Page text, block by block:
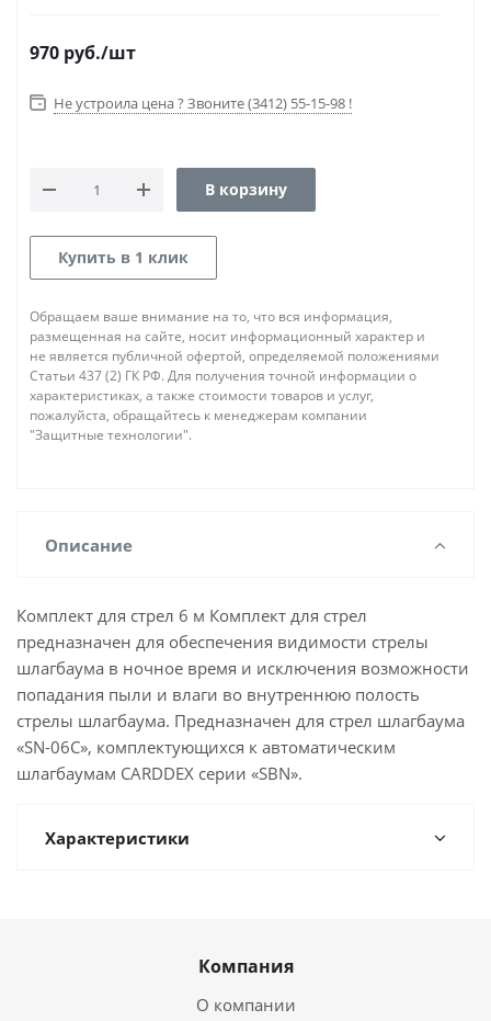
970 руб./шт
Не устроила цена ? Звоните (3412) 55-15-98 !
В корзину
Купить в 1 клик
Обращаем ваше внимание на то, что вся информация,
размещенная на сайте, носит информационный характер и
не является публичной офертой, определяемой положениями
Статьи 437 (2) ГК РФ. Для получения точной информации о
характеристиках, а также стоимости товаров и услуг,
пожалуйста, обращайтесь к менеджерам компании
"Защитные технологии".
Описание
Комплект для стрел 6 м Комплект для стрел
предназначен для обеспечения видимости стрелы
шлагбаума в ночное время и исключения возможности
попадания пыли и влаги во внутреннюю полость
стрелы шлагбаума. Предназначен для стрел шлагбаума
«SN-06C», комплектующихся к автоматическим
шлагбаумам CARDDEX серии «SBN».
Характеристики
Компания
О компании